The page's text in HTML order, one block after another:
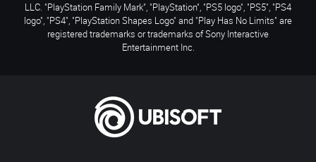
LLC. "PlayStation Family Mark", "PlayStation", "PS5 logo", "PS5", "PS4
logo", "PS4", "PlayStation Shapes Logo" and "Play Has No Limits" are
registered trademarks or trademarks of Sony Interactive
Entertainment Inc.